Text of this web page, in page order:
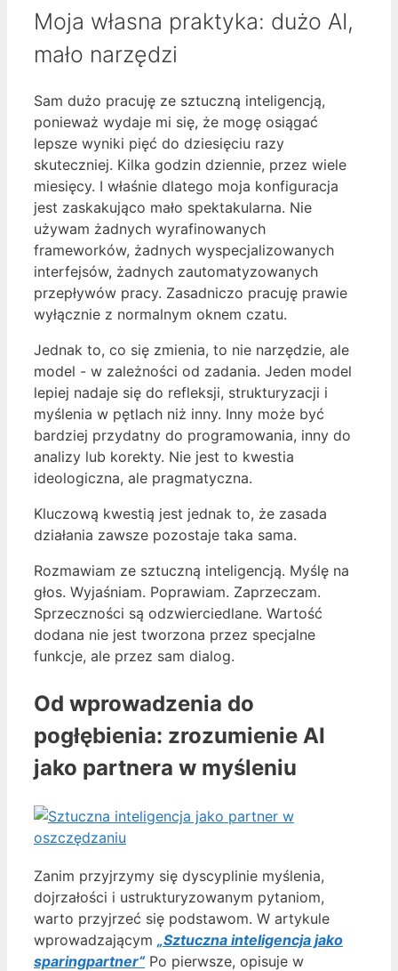
Moja własna praktyka: dużo AI,
mało narzędzi
Sam dużo pracuję ze sztuczną inteligencją,
ponieważ wydaje mi się, że mogę osiągać
lepsze wyniki pięć do dziesięciu razy
skuteczniej. Kilka godzin dziennie, przez wiele
miesięcy. I właśnie dlatego moja konfiguracja
jest zaskakująco mało spektakularna. Nie
używam żadnych wyrafinowanych
frameworków, żadnych wyspecjalizowanych
interfejsów, żadnych zautomatyzowanych
przepływów pracy. Zasadniczo pracuję prawie
wyłącznie z normalnym oknem czatu.
Jednak to, co się zmienia, to nie narzędzie, ale
model - w zależności od zadania. Jeden model
lepiej nadaje się do refleksji, strukturyzacji i
myślenia w pętlach niż inny. Inny może być
bardziej przydatny do programowania, inny do
analizy lub korekty. Nie jest to kwestia
ideologiczna, ale pragmatyczna.
Kluczową kwestią jest jednak to, że zasada
działania zawsze pozostaje taka sama.
Rozmawiam ze sztuczną inteligencją. Myślę na
głos. Wyjaśniam. Poprawiam. Zaprzeczam.
Sprzeczności są odzwierciedlane. Wartość
dodana nie jest tworzona przez specjalne
funkcje, ale przez sam dialog.
Od wprowadzenia do
pogłębienia: zrozumienie AI
jako partnera w myśleniu
Zanim przyjrzymy się dyscyplinie myślenia,
dojrzałości i ustrukturyzowanym pytaniom,
warto przyjrzeć się podstawom. W artykule
wprowadzającym „Sztuczna inteligencja jako
sparingpartner“Po pierwsze, opisuje w